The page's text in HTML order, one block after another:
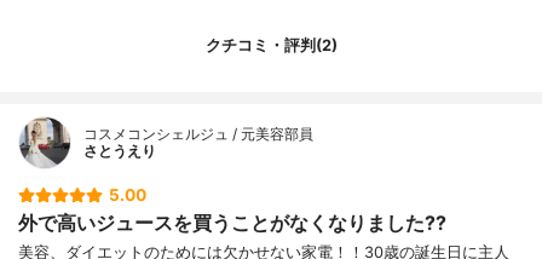
クチコミ・評判(2)
コスメコンシェルジュ / 元美容部員
さとうえり
5.00
外で高いジュースを買うことがなくなりました??
美容、ダイエットのためには欠かせない家電！！30歳の誕生日に主人